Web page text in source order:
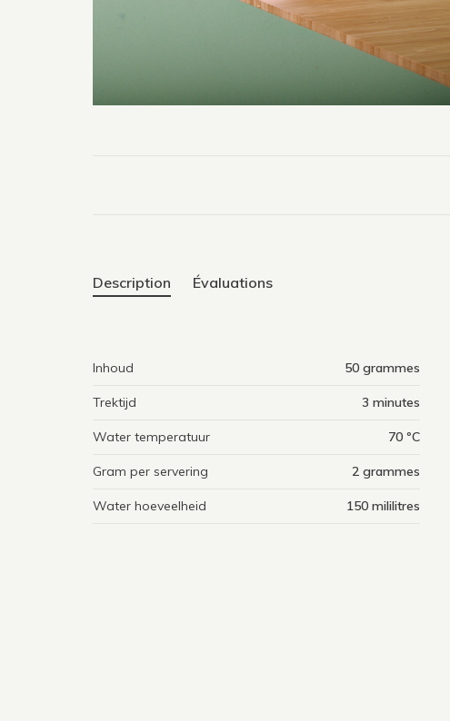
Description Évaluations
Inhoud 50 grammes
Trektijd 3 minutes
Water temperatuur 70 ºC
Gram per servering 2 grammes
Water hoeveelheid 150 mililitres